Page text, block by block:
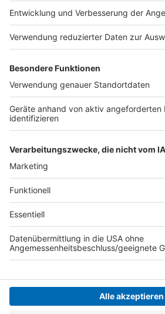
Gesundheitsminister
ihnen kann innerhalb einer
werden, ob jemand infiziert ist
Laumann will bis Anfang
klären und darüber informieren.
dass die Krankenkassen die
Schnell-Tests tragen, sagte
Anzeige